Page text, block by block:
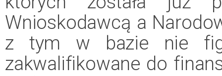
Wnioskodawcą a
z tym w bazie nie
zakwalifikowane do